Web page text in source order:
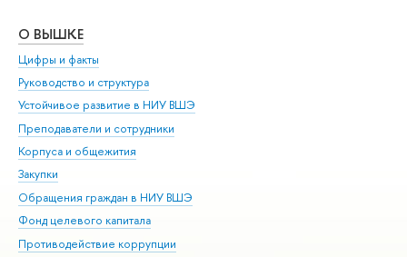
О ВЫШКЕ
Цифры и факты
Руководство и структура
Устойчивое развитие в НИУ ВШЭ
Преподаватели и сотрудники
Корпуса и общежития
Закупки
Обращения граждан в НИУ ВШЭ
Фонд целевого капитала
Противодействие коррупции